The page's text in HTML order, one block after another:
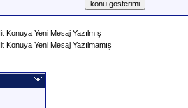
Konuya Yeni Mesaj Yazılmış
Konuya Yeni Mesaj Yazılmamış